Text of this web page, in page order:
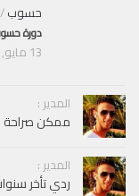
حسوب/
دورة
المدير :
ممكن صراحة لم
المدير :
ردي تأخر سنوات